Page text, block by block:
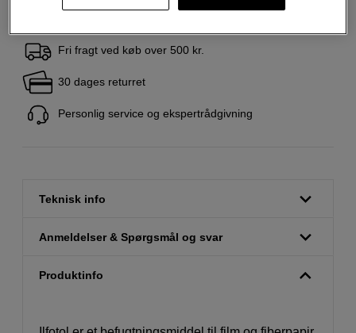
Fri fragt ved køb over 500 kr.
30 dages returret
Personlig service og ekspertrådgivning
Teknisk info
Anmeldelser & Spørgsmål og svar
Produktinfo